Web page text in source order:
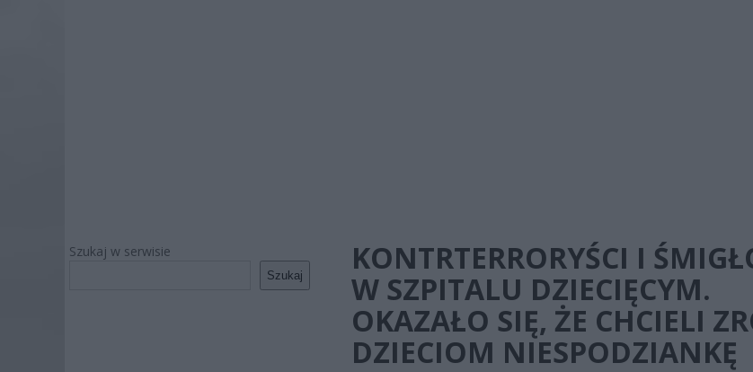
Szukaj w serwisie
Szukaj
KONTRTERRORYŚCI I
W SZPITALU DZIECIĘCYM.
OKAZAŁO SIĘ, ŻE CHCIELI
DZIECIOM NIESPODZIANKĘ